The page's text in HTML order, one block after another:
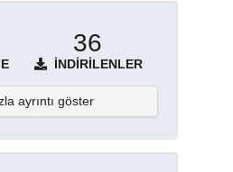
36
İNDIRILENLER
ayrıntı göster